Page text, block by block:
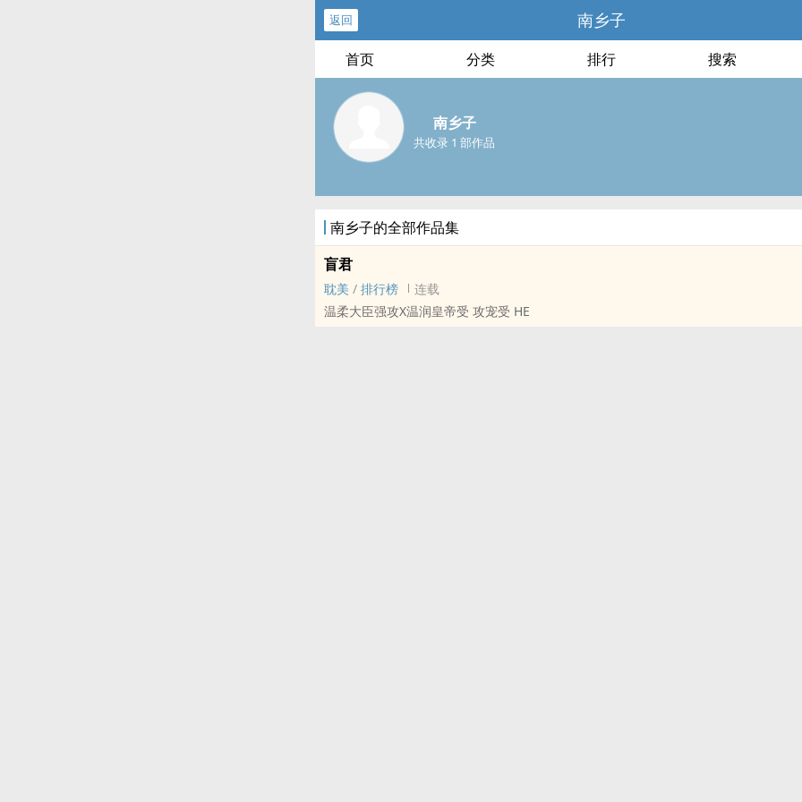
返回 南乡子
首页 分类 排行 搜索
南乡子
共收录 1 部作品
南乡子的全部作品集
盲君
耽美 / 排行榜
连载
温柔大臣强攻X温润皇帝受 攻宠受 HE